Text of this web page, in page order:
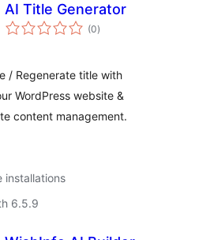
AI Title Generator
(0total
ratings
)
/ Regenerate title with
WordPress website &
content management.
installations
6.5.9